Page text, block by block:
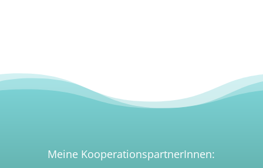
Meine KooperationspartnerInnen: